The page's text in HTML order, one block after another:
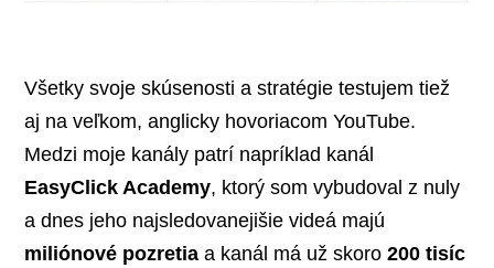
Všetky svoje skúsenosti a stratégie testujem tiež
aj na veľkom, anglicky hovoriacom YouTube.
Medzi moje kanály patrí napríklad kanál
EasyClick Academy, ktorý som vybudoval z nuly
a dnes jeho najsledovanejišie videá majú
miliónové pozretia a kanál má už skoro200 tisíc